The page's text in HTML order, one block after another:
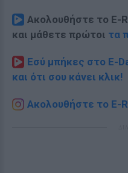
Ακολουθήστε το E-
και μάθετε πρώτοι τα
Εσύ μπήκες στο E-
και ότι σου κάνει κλικ!
Ακολουθήστε το E-